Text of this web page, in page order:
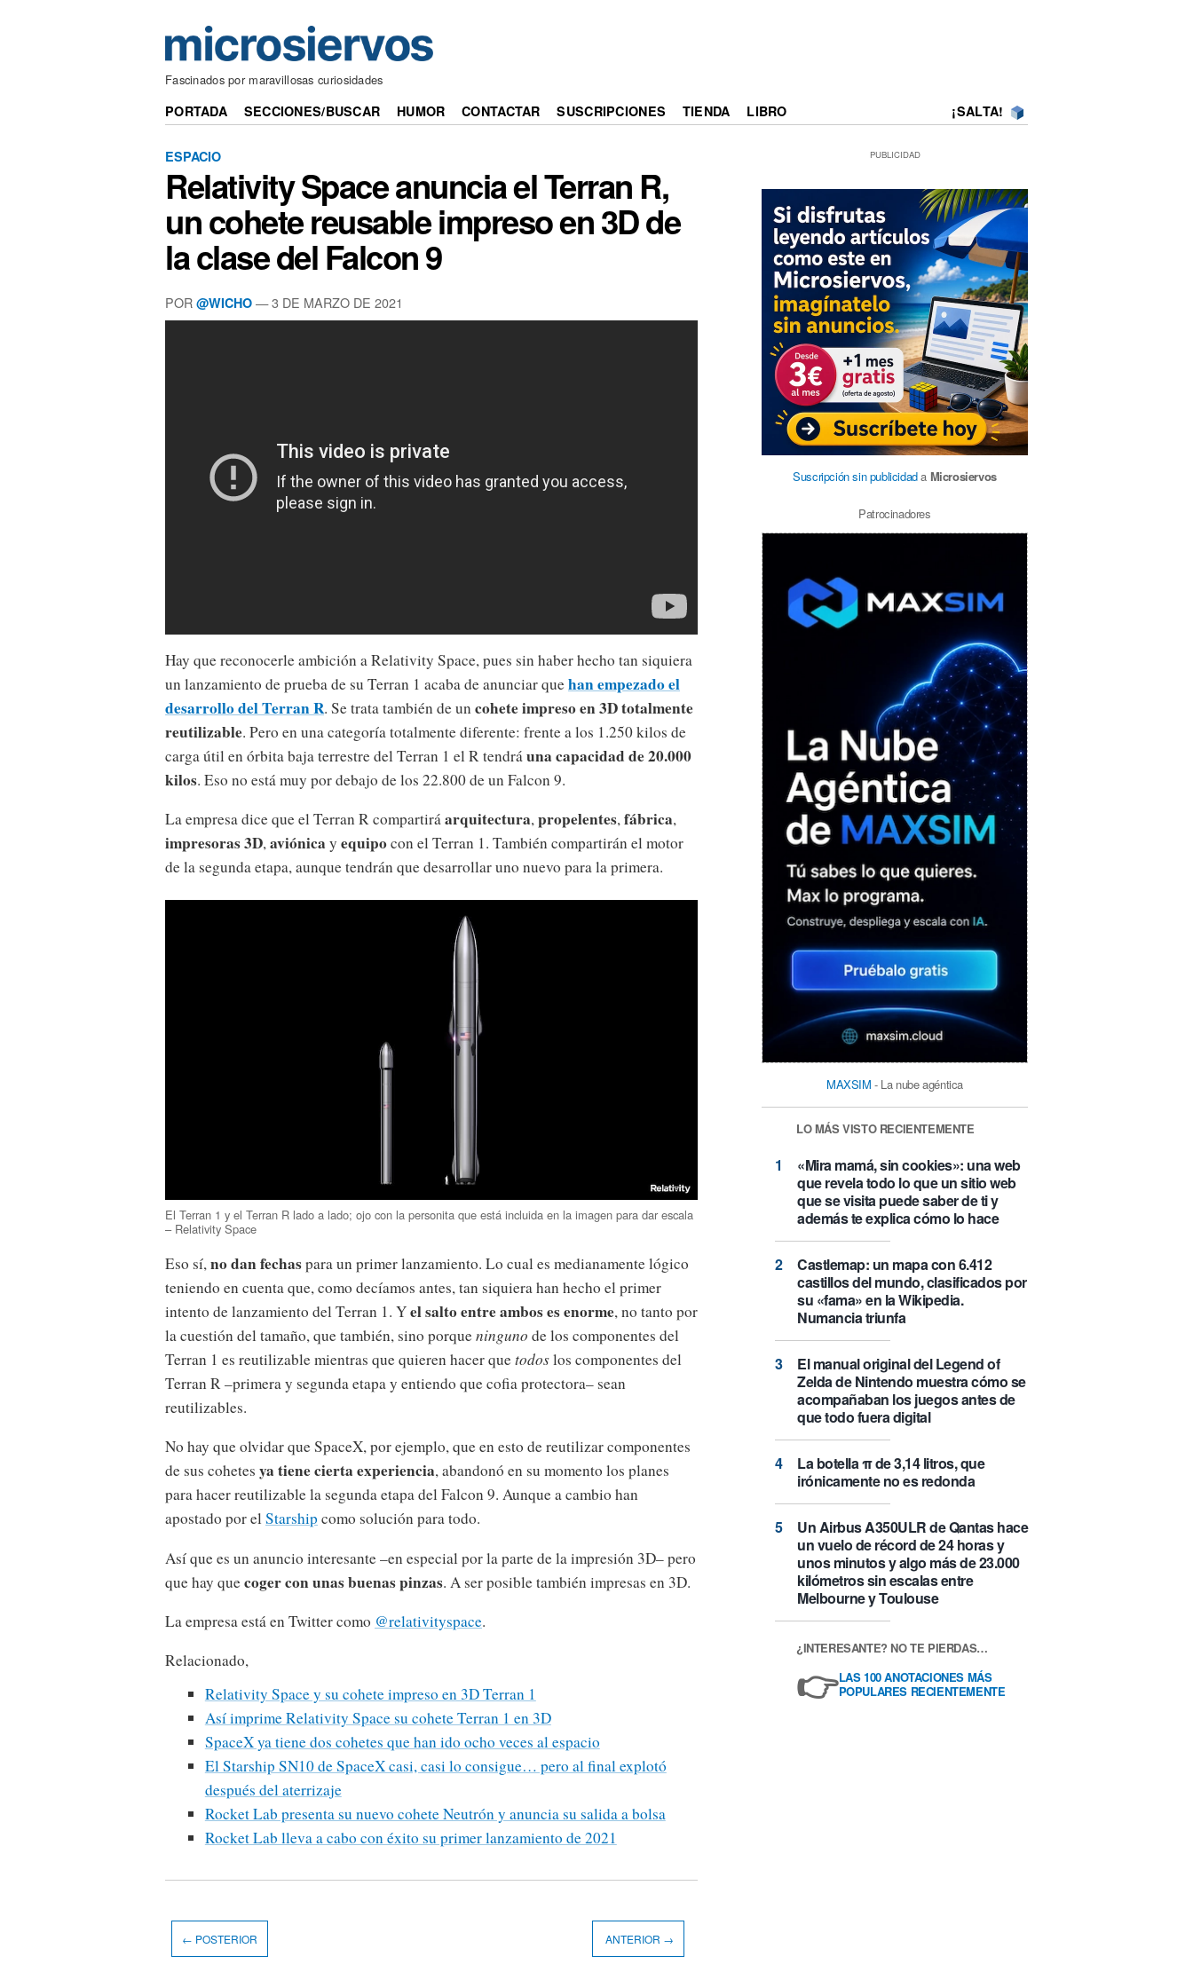
Fascinados por maravillosas curiosidades
PORTADA SECCIONES/BUSCAR HUMOR CONTACTAR SUSCRIPCIONES TIENDA LIBRO ¡SALTA!
ESPACIO
Relativity Space anuncia el Terran R,
un cohete reusable impreso en 3D de
la clase del Falcon 9
POR @WICHO — 3 DE MARZO DE 2021
Hay que reconocerle ambición a Relativity Space, pues sin haber hecho tan siquiera
un lanzamiento de prueba de su Terran 1 acaba de anunciar quehan empezado el
desarrollo del Terran R. Se trata también de uncohete impreso en 3D totalmente
reutilizable. Pero en una categoría totalmente diferente: frente a los 1.250 kilos de
carga útil en órbita baja terrestre del Terran 1 el R tendráuna capacidad de 20.000
kilos. Eso no está muy por debajo de los 22.800 de un Falcon 9.
La empresa dice que el Terran R compartiráarquitectura,propelentes,fábrica,
impresoras 3D,aviónica y equipocon el Terran 1. También compartirán el motor
de la segunda etapa, aunque tendrán que desarrollar uno nuevo para la primera.
El Terran 1 y el Terran R lado a lado; ojo con la personita que está incluida en la imagen para dar escala
– Relativity Space
Eso sí,no dan fechaspara un primer lanzamiento. Lo cual es medianamente lógico
teniendo en cuenta que, como decíamos antes, tan siquiera han hecho el primer
intento de lanzamiento del Terran 1. Yel salto entre ambos es enorme, no tanto por
la cuestión del tamaño, que también, sino porqueninguno de los componentes del
Terran 1 es reutilizable mientras que quieren hacer quetodoslos componentes del
Terran R –primera y segunda etapa y entiendo que cofia protectora– sean
reutilizables.
No hay que olvidar que SpaceX, por ejemplo, que en esto de reutilizar componentes
de sus cohetes ya tiene cierta experiencia, abandonó en su momento los planes
para hacer reutilizable la segunda etapa del Falcon 9. Aunque a cambio han
apostado por elStarship como solución para todo.
Así que es un anuncio interesante –en especial por la parte de la impresión 3D– pero
que hay quecoger con unas buenas pinzas. A ser posible también impresas en 3D.
La empresa está en Twitter como @relativityspace.
Relacionado,
Relativity Space y su cohete impreso en 3D Terran 1
Así imprime Relativity Space su cohete Terran 1 en 3D
SpaceX ya tiene dos cohetes que han ido ocho veces al espacio
El Starship SN10 de SpaceX casi, casi lo consigue… pero al final explotó
después del aterrizaje
Rocket Lab presenta su nuevo cohete Neutrón y anuncia su salida a bolsa
Rocket Lab lleva a cabo con éxito su primer lanzamiento de 2021
PUBLICIDAD
Suscripción sin publicidada Microsiervos
Patrocinadores
MAXSIM - La nube agéntica
LO MÁS VISTO RECIENTEMENTE
«Mira mamá, sin cookies»: una web
que revela todo lo que un sitio web
que se visita puede saber de ti y
además te explica cómo lo hace
Castlemap: un mapa con 6.412
castillos del mundo, clasificados por
su «fama» en la Wikipedia.
Numancia triunfa
El manual original del Legend of
Zelda de Nintendo muestra cómo se
acompañaban los juegos antes de
que todo fuera digital
La botella π de 3,14 litros, que
irónicamente no es redonda
Un Airbus A350ULR de Qantas hace
un vuelo de récord de 24 horas y
unos minutos y algo más de 23.000
kilómetros sin escalas entre
Melbourne y Toulouse
¿INTERESANTE? NO TE PIERDAS…
👉LAS 100 ANOTACIONES MÁS
POPULARES RECIENTEMENTE
← POSTERIOR ANTERIOR →